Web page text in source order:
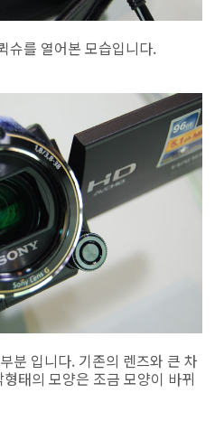
슈를 열어본 모습입니다.
분 입니다. 기존의 렌즈와 큰 차
태의 모양은 조금 모양이 바뀌